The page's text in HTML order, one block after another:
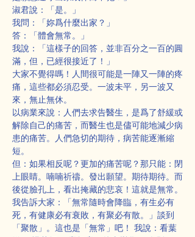
淑君說：「是。」
我問：「妳爲什麼出家？」
答：「體會無常。」
我說：「這樣子的回答，並非百分之一百的圓
滿，但，已經很接近了！」
大家不覺得嗎！人間很可能是一陣又一陣的疼
痛，這些都必須忍受。一波未平，另一波又
來，無止無休。
以病業來說：人們去求告醫生，是爲了舒緩或
解除自己的痛苦，而醫生也是儘可能地減少病
患的痛苦。人們急切的期待，病苦能逐漸縮
短。
但：如果相反呢？更加的痛苦呢？那只能：閉
上眼睛。喃喃祈禱。發出願望。期待期待。而
後從臉孔上，看出掩藏的悲哀！這就是無常。
我告訴大家：「無常隨時會降臨，有生必有
死，有健康必有衰敗，有聚必有散。」談到
「聚散」。這也是「無常」吧！ 我說：看葉